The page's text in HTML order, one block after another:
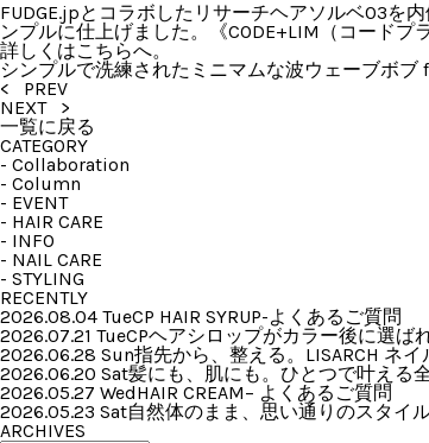
FUDGE.jpとコラボしたリサーチヘアソルベ03を
ンプルに仕上げました。《CODE+LIM（コード
詳しくはこちらへ。
シンプルで洗練されたミニマムな波ウェーブボブ
< PREV
NEXT >
一覧に戻る
CATEGORY
- Collaboration
- Column
- EVENT
- HAIR CARE
- INFO
- NAIL CARE
- STYLING
RECENTLY
2026.08.04 TueCP HAIR SYRUP-よくあるご質問
2026.07.21 TueCPヘアシロップがカラー後に選ば
2026.06.28 Sun指先から、整える。LISARCH ネイ
2026.06.20 Sat髪にも、肌にも。ひとつで叶える
2026.05.27 WedHAIR CREAM– よくあるご質問
2026.05.23 Sat自然体のまま、思い通りのスタイ
ARCHIVES